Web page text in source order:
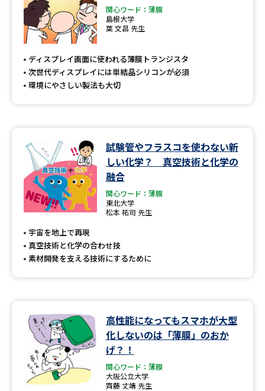
学問の教科書 夢ナビライブ
ユーザーサポート
Ｑ＆Ａ よくあるご質問 大学進学IDについて
お支払いサイト
個人情報取扱規定
特定商取引表記
テレメール進学カタログ
関心ワード：薄膜
島根大学
葉 文昌 先生
ディスプレイ画面に使われる薄膜トランジスタ
次世代ディスプレイには単結晶シリコンが必須
環境にやさしい製法も大切
試験管やフラスコを使わない新
しい化学？ 真空技術と化学の
融合
関心ワード：薄膜
東北大学
松本 祐司 先生
宇宙を地上で再現
真空技術と化学の合わせ技
素材開発を支える技術にするために
高性能になってもスマホが大型
化しないのは「薄膜」のおか
げ？！
関心ワード：薄膜
大阪公立大学
齊藤 丈靖 先生